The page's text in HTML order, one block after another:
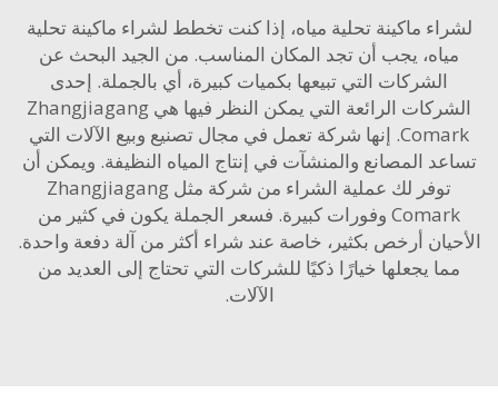
ماكينة تحلية مياه، إذا كنت تخطط لشراء ماكينة تحلية
يجب أن تجد المكان المناسب. من الجيد البحث عن
الشركات التي تبيعها بكميات كبيرة، أي بالجملة. إحدى
الشركات الرائعة التي يمكن النظر فيها هي Zhangjiagang
Comark. إنها شركة تعمل في مجال تصنيع وبيع الآلات التي
المصانع والمنشآت في إنتاج المياه النظيفة. ويمكن أن
توفر لك عملية الشراء من شركة مثل Zhangjiagang
Comark وفورات كبيرة. فسعر الجملة يكون في كثير من
أرخص بكثير، خاصة عند شراء أكثر من آلة دفعة واحدة.
يجعلها خيارًا ذكيًا للشركات التي تحتاج إلى العديد من